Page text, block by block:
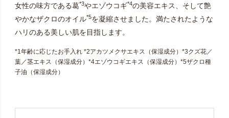
女性の味方である葛*3やエゾウコギ*4の美容エキス、そして艶
やかなザクロのオイル*5を凝縮させました。満たされたような
ハリのある美しい肌を目指します。
*1年齢に応じたお手入れ *2アカツメクサエキス（保湿成分）*3クズ花／
葉／茎エキス（保湿成分）*4エゾウコギエキス（保湿成分）*5ザクロ種
子油（保湿成分）